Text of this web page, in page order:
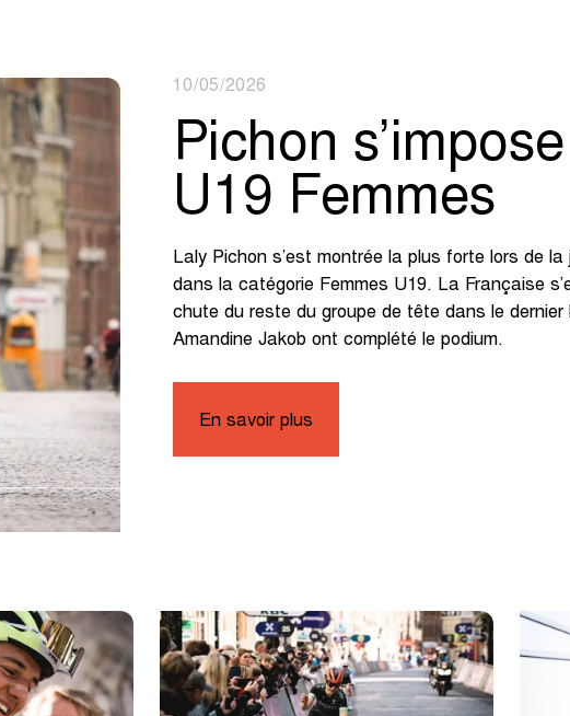
10/05/2026
Pichon
U19 Femmes
Laly Pichon s’est montrée la plus forte lors de
dans la catégorie Femmes U19. La Française
chute du reste du groupe de tête dans le dernier
Amandine Jakob ont complété le podium.
En savoir plus